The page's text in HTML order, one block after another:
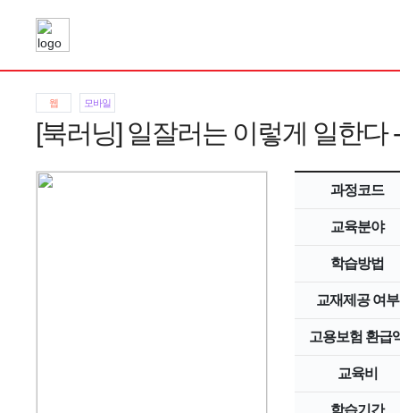
웹 모바일
[북러닝] 일잘러는 이렇게 일한다
과정코드
교육분야
학습방법
교재제공 여부
고용보험 환급
교육비
학습기간